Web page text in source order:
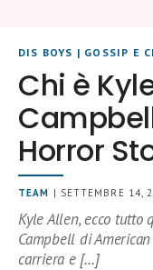
DIS BOYS | GOSSIP E
Chi è
Horror
TEAM | SETTEMBRE 14,
Kyle Allen, ecco tutto
Campbell di
carriera e […]